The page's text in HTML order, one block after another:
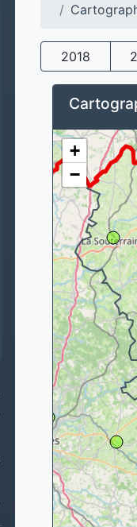
2018
+
−